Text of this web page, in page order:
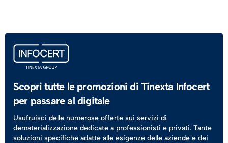
Scopri tutte le promozioni di Tinexta Infocert
per passare al digitale
Usufruisci delle numerose offerte sui servizi di
dematerializzazione dedicate a professionisti e privati. Tante
soluzioni specifiche adatte alle esigenze delle aziende e dei